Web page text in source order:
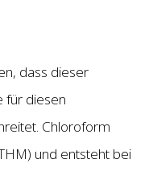
dass dieser
für diesen
Chloroform
und entsteht bei